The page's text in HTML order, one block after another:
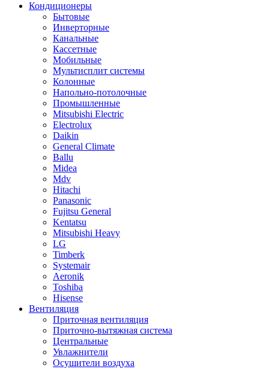
Кондиционеры
Бытовые
Инверторные
Канальные
Кассетные
Мобильные
Мультисплит системы
Колонные
Напольно-потолочные
Промышленные
Mitsubishi Electric
Electrolux
Daikin
General Climate
Ballu
Midea
Mdv
Hitachi
Panasonic
Fujitsu General
Kentatsu
Mitsubishi Heavy
LG
Timberk
Systemair
Aeronik
Toshiba
Hisense
Вентиляция
Приточная вентиляция
Приточно-вытяжная система
Центральные
Увлажнители
Осушители воздуха